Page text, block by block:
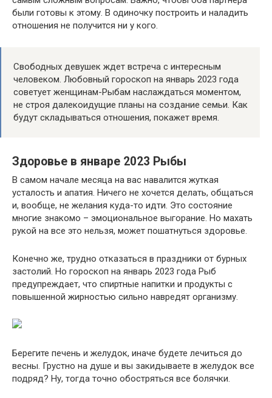
были готовы к этому. В одиночку построить и наладить
отношения не получится ни у кого.
Свободных девушек ждет встреча с интересным
человеком. Любовный гороскоп на январь 2023 года
советует женщинам-Рыбам наслаждаться моментом,
не строя далекоидущие планы на создание семьи. Как
будут складываться отношения, покажет время.
Здоровье в январе 2023 Рыбы
В самом начале месяца на вас навалится жуткая
усталость и апатия. Ничего не хочется делать, общаться
и, вообще, не желания куда-то идти. Это состояние
многие знакомо – эмоциональное выгорание. Но махать
рукой на все это нельзя, может пошатнуться здоровье.
Конечно же, трудно отказаться в праздники от бурных
застолий. Но гороскоп на январь 2023 года Рыб
предупреждает, что спиртные напитки и продукты с
повышенной жирностью сильно навредят организму.
Берегите печень и желудок, иначе будете лечиться до
весны. Грустно на душе и вы закидываете в желудок все
подряд? Ну, тогда точно обостряться все болячки.